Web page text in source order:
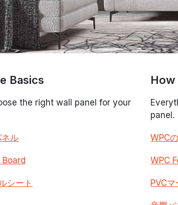
Basics
the right wall panel for your
ル
Board
シート
How
panel.
WPC
WPC
PVCマ